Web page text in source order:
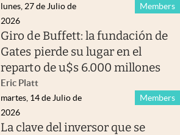
Members
lunes, 27 de Julio de
2026
Giro de Buffett: la fundación de
Gates pierde su lugar en el
reparto de u$s 6.000 millones
Eric Platt
Members
martes, 14 de Julio de
2026
La clave del inversor que se